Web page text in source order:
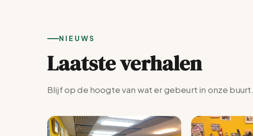
NIEUWS
Laatste verhalen
Blijf op de hoogte van wat er gebeurt in onze buurt.